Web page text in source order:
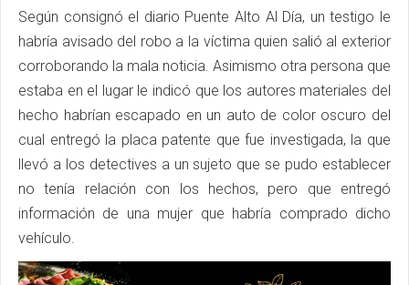
Según consignó el diario Puente Alto Al Día, un testigo le
habría avisado del robo a la víctima quien salió al exterior
corroborando la mala noticia. Asimismo otra persona que
estaba en el lugar le indicó que los autores materiales del
hecho habrían escapado en un auto de color oscuro del
cual entregó la placa patente que fue investigada, la que
llevó a los detectives a un sujeto que se pudo establecer
no tenía relación con los hechos, pero que entregó
información de una mujer que habría comprado dicho
vehículo.